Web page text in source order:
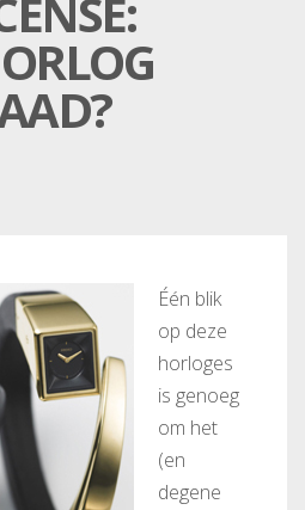
Één blik
op deze
horloges
is genoeg
om het
(en
degene